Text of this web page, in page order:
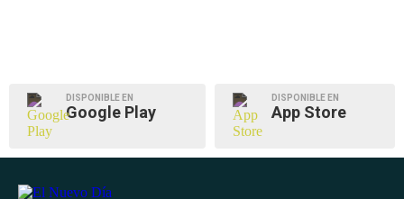
DISPONIBLE EN
Google Play
DISPONIBLE EN
App Store